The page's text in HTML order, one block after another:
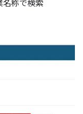
名称で検索